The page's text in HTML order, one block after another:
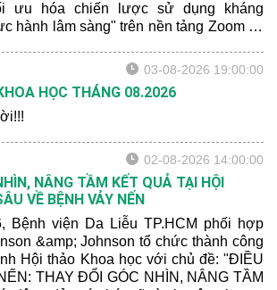
ưu hóa chiến lược sử dụng kháng
hành lâm sàng" trên nền tảng Zoom và
03-08-2026 19:00:00
HỌC THÁNG 08.2026
02-08-2026 14:00:00
NÂNG TẦM KẾT QUẢ TẠI HỘI
VỀ BỆNH VẢY NẾN
Bệnh viện Da Liễu TP.HCM phối hợp
&amp; Johnson tổ chức thành công
Hội thảo Khoa học với chủ đề: "ĐIỀU
THAY ĐỔI GÓC NHÌN, NÂNG TẦM